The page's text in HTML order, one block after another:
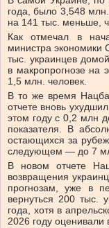
года, было 3,548
на 141 тыс. меньше,
Как отмечал в
министра экономики
тыс. украинцев
в макропрогнозе на
1,5 млн. человек.
В то же время
отчете вновь
этом году с 0,2 млн
показателя. В
остающихся за
следующем — до 7
В новом отчете
возвращения
прогнозам, уже в
вернуться 200 тыс.
года, хотя в апрельск
2026 году оценивали